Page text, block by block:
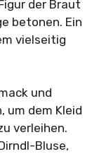
der Braut
betonen. Ein
vielseitig
und
um dem Kleid
verleihen.
Bluse,